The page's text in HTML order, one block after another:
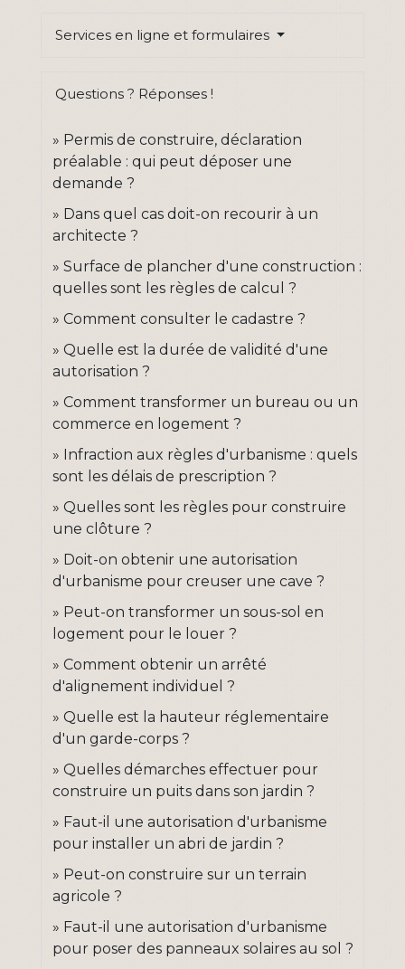
Services en ligne et formulaires
Questions ? Réponses !
Permis de construire, déclaration
préalable : qui peut déposer une
demande ?
Dans quel cas doit-on recourir à un
architecte ?
Surface de plancher d'une construction :
quelles sont les règles de calcul ?
Comment consulter le cadastre ?
Quelle est la durée de validité d'une
autorisation ?
Comment transformer un bureau ou un
commerce en logement ?
Infraction aux règles d'urbanisme : quels
sont les délais de prescription ?
Quelles sont les règles pour construire
une clôture ?
Doit-on obtenir une autorisation
d'urbanisme pour creuser une cave ?
Peut-on transformer un sous-sol en
logement pour le louer ?
Comment obtenir un arrêté
d'alignement individuel ?
Quelle est la hauteur réglementaire
d'un garde-corps ?
Quelles démarches effectuer pour
construire un puits dans son jardin ?
Faut-il une autorisation d'urbanisme
pour installer un abri de jardin ?
Peut-on construire sur un terrain
agricole ?
Faut-il une autorisation d'urbanisme
pour poser des panneaux solaires au sol ?